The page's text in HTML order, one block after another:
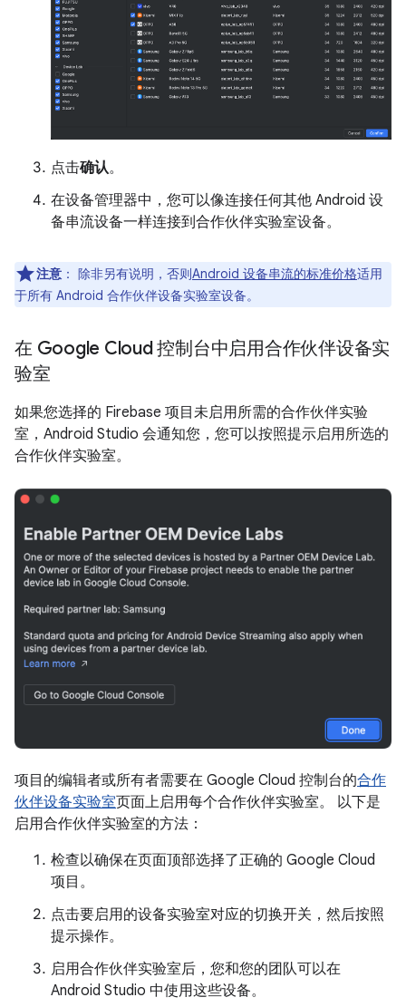
点击确认。
在设备管理器中，您可以像连接任何其他 Android 设
备串流设备一样连接到合作伙伴实验室设备。
注意 ： 除非另有说明，否则Android 设备串流的标准价格适用
于所有 Android 合作伙伴设备实验室设备。
在 Google Cloud 控制台中启用合作伙伴设备实
验室
如果您选择的 Firebase 项目未启用所需的合作伙伴实验
室，Android Studio 会通知您，您可以按照提示启用所选的
合作伙伴实验室。
项目的编辑者或所有者需要在 Google Cloud 控制台的合作
伙伴设备实验室页面上启用每个合作伙伴实验室。 以下是
启用合作伙伴实验室的方法：
检查以确保在页面顶部选择了正确的 Google Cloud
项目。
点击要启用的设备实验室对应的切换开关，然后按照
提示操作。
启用合作伙伴实验室后，您和您的团队可以在
Android Studio 中使用这些设备。